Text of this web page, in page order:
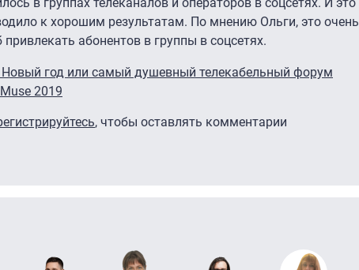
к хорошим результатам. По мнению Ольги, это очень
абонентов в группы в соцсетях.
год или самый душевный телекабельный форум
2019
, чтобы оставлять комментарии